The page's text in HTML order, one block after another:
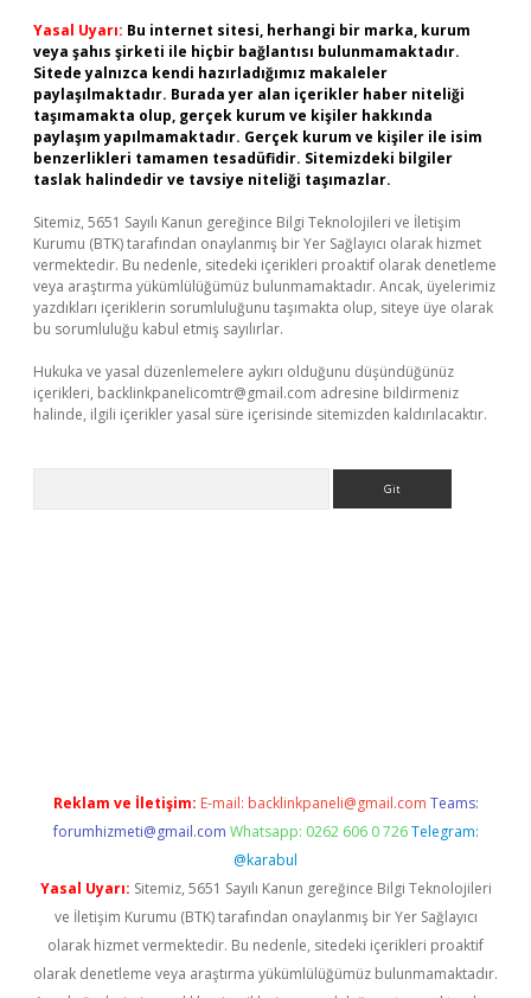
Yasal Uyarı: Bu internet sitesi, herhangi bir marka, kurum
veya şahıs şirketi ile hiçbir bağlantısı bulunmamaktadır.
Sitede yalnızca kendi hazırladığımız makaleler
paylaşılmaktadır. Burada yer alan içerikler haber niteliği
taşımamakta olup, gerçek kurum ve kişiler hakkında
paylaşım yapılmamaktadır. Gerçek kurum ve kişiler ile isim
benzerlikleri tamamen tesadüfidir. Sitemizdeki bilgiler
taslak halindedir ve tavsiye niteliği taşımazlar.
Sitemiz, 5651 Sayılı Kanun gereğince Bilgi Teknolojileri ve İletişim
Kurumu (BTK) tarafından onaylanmış bir Yer Sağlayıcı olarak hizmet
vermektedir. Bu nedenle, sitedeki içerikleri proaktif olarak denetleme
veya araştırma yükümlülüğümüz bulunmamaktadır. Ancak, üyelerimiz
yazdıkları içeriklerin sorumluluğunu taşımakta olup, siteye üye olarak
bu sorumluluğu kabul etmiş sayılırlar.
Hukuka ve yasal düzenlemelere aykırı olduğunu düşündüğünüz
içerikleri, backlinkpanelicomtr@gmail.com adresine bildirmeniz
halinde, ilgili içerikler yasal süre içerisinde sitemizden kaldırılacaktır.
Reklam ve İletişim: E-mail: backlinkpaneli@gmail.com Teams:
forumhizmeti@gmail.com Whatsapp: 0262 606 0 726 Telegram:
@karabul
Yasal Uyarı: Sitemiz, 5651 Sayılı Kanun gereğince Bilgi Teknolojileri
ve İletişim Kurumu (BTK) tarafından onaylanmış bir Yer Sağlayıcı
olarak hizmet vermektedir. Bu nedenle, sitedeki içerikleri proaktif
olarak denetleme veya araştırma yükümlülüğümüz bulunmamaktadır.